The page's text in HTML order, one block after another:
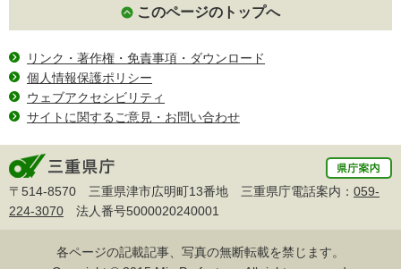
このページのトップへ
リンク・著作権・免責事項・ダウンロード
個人情報保護ポリシー
ウェブアクセシビリティ
サイトに関するご意見・お問い合わせ
〒514-8570 三重県津市広明町13番地 三重県庁電話案内： 059-
224-3070 法人番号5000020240001
各ページの記載記事、写真の無断転載を禁じます。